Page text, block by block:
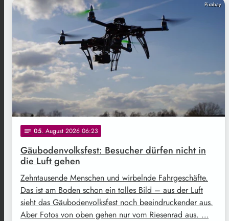
Pixabay
notes 05. August 2026 06:23
Gäubodenvolksfest: Besucher dürfen nicht in
die Luft gehen
Zehntausende Menschen und wirbelnde Fahrgeschäfte.
Das ist am Boden schon ein tolles Bild – aus der Luft
sieht das Gäubodenvolksfest noch beeindruckender aus.
Aber Fotos von oben gehen nur vom Riesenrad aus. …